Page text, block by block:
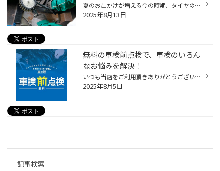
夏のお出かけが増える今の時期、タイヤのトラブルが多く発生します。 安全に過ごすためにより長く、より良い状態で、ご使用頂くためのタイヤ点検をおススメしております。 タイヤに関する、おすすめ点検・作業のご紹介！ ① タイヤ点検/空気圧充填 皆さん、クルマにお乗りになる際、タイヤの状態を...
2025年8月13日
無料の車検前点検で、車検のいろん
なお悩みを解決！
いつも当店をご利用頂きありがとうございます。 今回は、「車検」をよりお得にお受けいただくために、 コクピット/タイヤ館がオススメする「車検前点検」についてご紹介いたします。 【車検前点検は、出費を集中させない、かしこい車検の受け方】 ・車検って何？車検って良く分からない！ ・はじめ...
2025年8月5日
記事検索